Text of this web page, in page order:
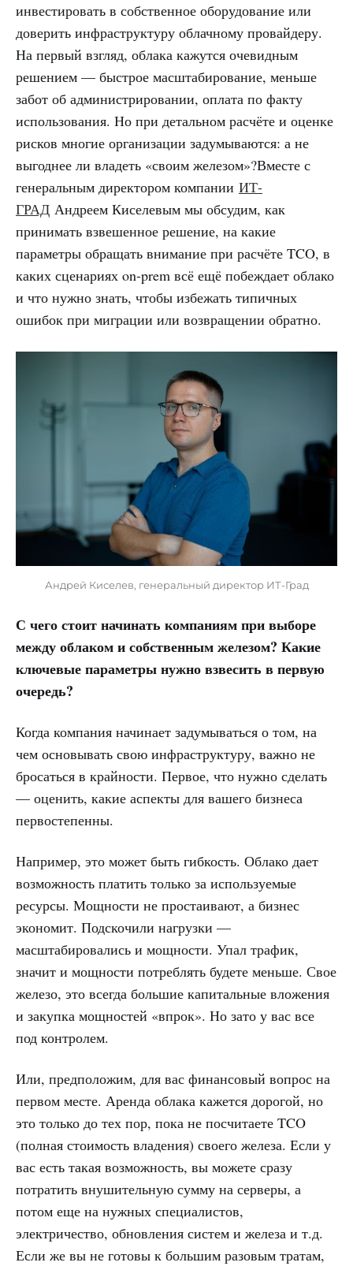
инвестировать в собственное оборудование или
доверить инфраструктуру облачному провайдеру.
На первый взгляд, облака кажутся очевидным
решением — быстрое масштабирование, меньше
забот об администрировании, оплата по факту
использования. Но при детальном расчёте и оценке
рисков многие организации задумываются: а не
выгоднее ли владеть «своим железом»?Вместе с
генеральным директором компании ИТ-
ГРАД Андреем Киселевым мы обсудим, как
принимать взвешенное решение, на какие
параметры обращать внимание при расчёте TCO, в
каких сценариях on-prem всё ещё побеждает облако
и что нужно знать, чтобы избежать типичных
ошибок при миграции или возвращении обратно.
Андрей Киселев, генеральный директор ИТ-Град
С чего стоит начинать компаниям при выборе
между облаком и собственным железом? Какие
ключевые параметры нужно взвесить в первую
очередь?
Когда компания начинает задумываться о том, на
чем основывать свою инфраструктуру, важно не
бросаться в крайности. Первое, что нужно сделать
— оценить, какие аспекты для вашего бизнеса
первостепенны.
Например, это может быть гибкость. Облако дает
возможность платить только за используемые
ресурсы. Мощности не простаивают, а бизнес
экономит. Подскочили нагрузки —
масштабировались и мощности. Упал трафик,
значит и мощности потреблять будете меньше. Свое
железо, это всегда большие капитальные вложения
и закупка мощностей «впрок». Но зато у вас все
под контролем.
Или, предположим, для вас финансовый вопрос на
первом месте. Аренда облака кажется дорогой, но
это только до тех пор, пока не посчитаете TCO
(полная стоимость владения) своего железа. Если у
вас есть такая возможность, вы можете сразу
потратить внушительную сумму на серверы, а
потом еще на нужных специалистов,
электричество, обновления систем и железа и т.д.
Если же вы не готовы к большим разовым тратам,